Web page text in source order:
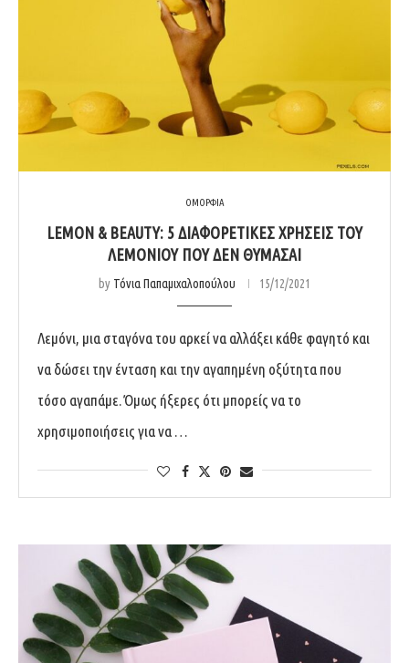
ΟΜΟΡΦΙΑ
LEMON & BEAUTY: 5 ΔΙΑΦΟΡΕΤΙΚΈΣ ΧΡΉΣΕΙΣ ΤΟΥ
ΛΕΜΟΝΙΟΎ ΠΟΥ ΔΕΝ ΘΥΜΆΣΑΙ
by Τόνια Παπαμιχαλοπούλου 15/12/2021
Λεμόνι, μια σταγόνα του αρκεί να αλλάξει κάθε φαγητό και
να δώσει την ένταση και την αγαπημένη οξύτητα που
τόσο αγαπάμε. Όμως ήξερες ότι μπορείς να το
χρησιμοποιήσεις για να …